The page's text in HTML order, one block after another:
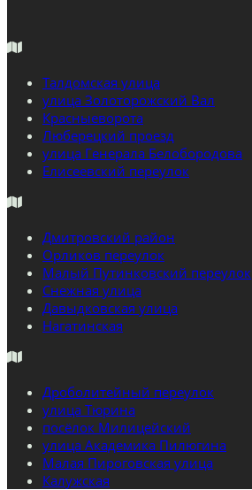
Талдомская улица
улица Золоторожский Вал
Красныеворота
Люберецкий проезд
улица Генерала Белобородова
Елисеевский переулок
Дмитровский район
Орликов переулок
Малый Путинковский переулок
Снежная улица
Давыдковская улица
Нагатинская
Дроболитейный переулок
улица Тюрина
посёлок Милицейский
улица Академика Пилюгина
Малая Пироговская улица
Калужская